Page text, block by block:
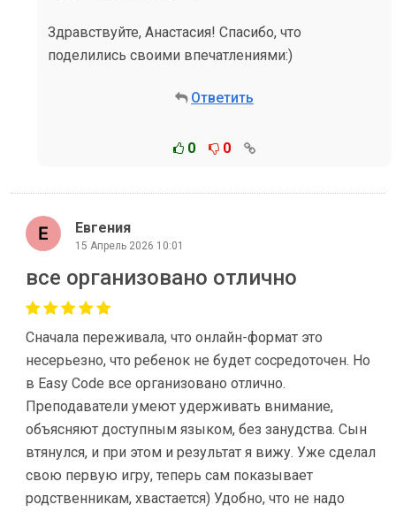
Здравствуйте, Анастасия! Спасибо, что
поделились своими впечатлениями:)
Ответить
0 0
Евгения
15 Апрель 2026 10:01
все организовано отлично
Сначала переживала, что онлайн-формат это
несерьезно, что ребенок не будет сосредоточен. Но
в Easy Code все организовано отлично.
Преподаватели умеют удерживать внимание,
объясняют доступным языком, без занудства. Сын
втянулся, и при этом и результат я вижу. Уже сделал
свою первую игру, теперь сам показывает
родственникам, хвастается) Удобно, что не надо